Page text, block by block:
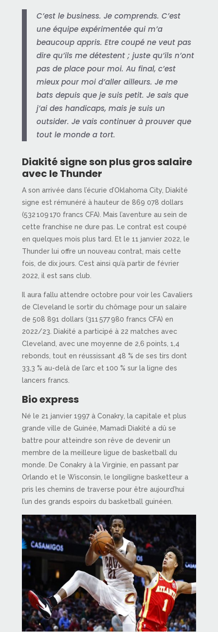
C’est le business. Je comprends. C’est
une équipe expérimentée qui m’a
beaucoup appris. Etre coupé ne veut pas
dire qu’ils me détestent ; juste qu’ils n’ont
pas de place pour moi. Au final, c’est
mieux pour moi d’aller ailleurs. Je me
bats depuis que je suis petit. Je sais que
j’ai des handicaps, mais je suis un
outsider. Je vais continuer à prouver que
tout le monde a tort.
Diakité signe son plus gros salaire
avec le Thunder
A son arrivée dans l’écurie d’Oklahoma City, Diakité
signe est rémunéré à hauteur de 869 078 dollars
(532 109 170 francs CFA). Mais l’aventure au sein de
cette franchise ne dure pas. Le contrat est coupé
en quelques mois plus tard. Et le 11 janvier 2022, le
Thunder lui offre un nouveau contrat, mais cette
fois, de dix jours. C’est ainsi qu’à partir de février
2022, il est sans club.
Il aura fallu attendre octobre pour voir les Cavaliers
de Cleveland le sortir du chômage pour un salaire
de 508 891 dollars (311 577 980 francs CFA) en
2022/23. Diakité a participé à 22 matches avec
Cleveland, avec une moyenne de 2,6 points, 1,4
rebonds, tout en réussissant 48 % de ses tirs dont
33,3 % au-delà de l’arc et 100 % sur la ligne des
lancers francs.
Bio express
Né le 21 janvier 1997 à Conakry, la capitale et plus
grande ville de Guinée, Mamadi Diakité a dû se
battre pour atteindre son rêve de devenir un
membre de la meilleure ligue de basketball du
monde. De Conakry à la Virginie, en passant par
Orlando et le Wisconsin, le longiligne basketteur a
pris les chemins de traverse pour être aujourd’hui
l’un des grands espoirs du basketball guinéen.